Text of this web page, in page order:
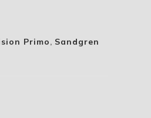
Primo, Sandgren